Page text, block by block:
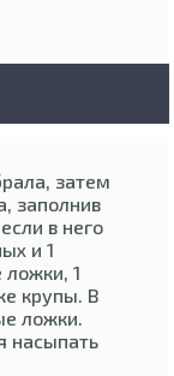
затем
заполнив
в него
и 1
1
крупы. В
ложки.
насыпать